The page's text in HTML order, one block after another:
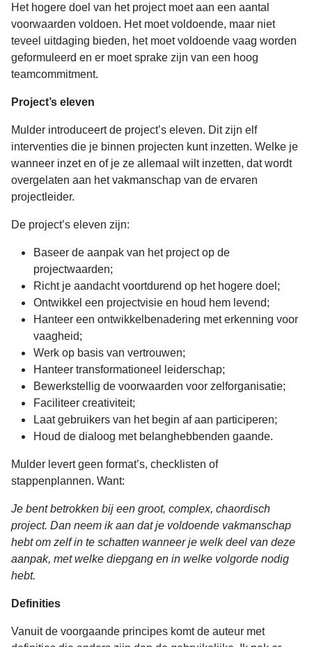
Het hogere doel van het project moet aan een aantal
voorwaarden voldoen. Het moet voldoende, maar niet
teveel uitdaging bieden, het moet voldoende vaag worden
geformuleerd en er moet sprake zijn van een hoog
teamcommitment.
Project’s eleven
Mulder introduceert de project’s eleven. Dit zijn elf
interventies die je binnen projecten kunt inzetten. Welke je
wanneer inzet en of je ze allemaal wilt inzetten, dat wordt
overgelaten aan het vakmanschap van de ervaren
projectleider.
De project’s eleven zijn:
Baseer de aanpak van het project op de
projectwaarden;
Richt je aandacht voortdurend op het hogere doel;
Ontwikkel een projectvisie en houd hem levend;
Hanteer een ontwikkelbenadering met erkenning voor
vaagheid;
Werk op basis van vertrouwen;
Hanteer transformationeel leiderschap;
Bewerkstellig de voorwaarden voor zelforganisatie;
Faciliteer creativiteit;
Laat gebruikers van het begin af aan participeren;
Houd de dialoog met belanghebbenden gaande.
Mulder levert geen format’s, checklisten of
stappenplannen. Want:
Je bent betrokken bij een groot, complex, chaordisch
project. Dan neem ik aan dat je voldoende vakmanschap
hebt om zelf in te schatten wanneer je welk deel van deze
aanpak, met welke diepgang en in welke volgorde nodig
hebt.
Definities
Vanuit de voorgaande principes komt de auteur met